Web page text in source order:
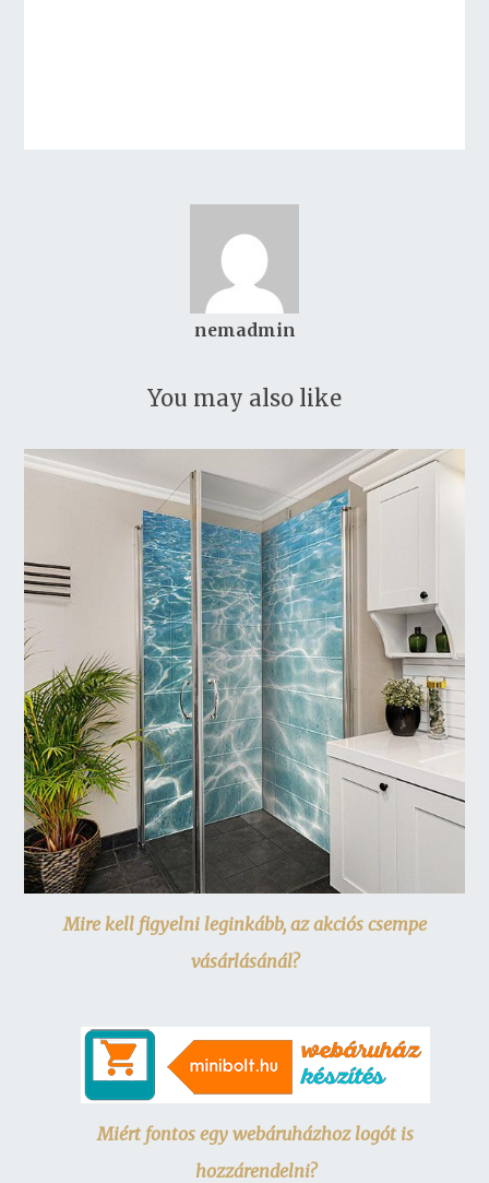
nemadmin
You may also like
Mire kell figyelni leginkább, az akciós csempe
vásárlásánál?
Miért fontos egy webáruházhoz logót is
hozzárendelni?